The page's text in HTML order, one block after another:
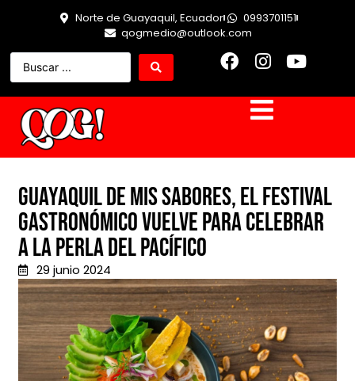
Norte de Guayaquil, Ecuador
0993701151
qogmedio@outlook.com
Guayaquil de mis Sabores, el festival
gastronómico vuelve para celebrar
a la Perla del Pacífico
29 junio 2024